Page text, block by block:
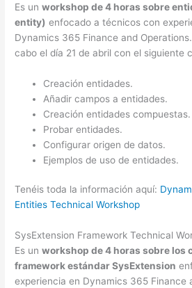
Es unworkshop de 4 horas sobre
entity) enfocado a técnicos con
Dynamics 365 Finance and
cabo el día 21 de abril con el siguiente
Creación entidades.
Añadir campos a entidades.
Creación entidades compuestas.
Probar entidades.
Configurar origen de datos.
Ejemplos de uso de entidades.
Tenéis toda la información aquí:
Entities Technical Workshop
SysExtension Framework Technical
Es unworkshop de 4 horas sobre los
framework estándar SysExtension
experiencia en Dynamics 365 Finance